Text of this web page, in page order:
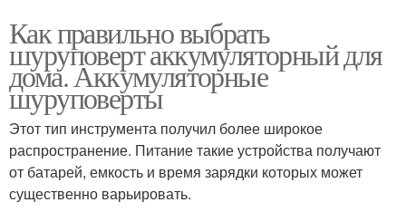
Как правильно выбрать
шуруповерт аккумуляторный для
дома. Аккумуляторные
шуруповерты
Этот тип инструмента получил более широкое
распространение. Питание такие устройства получают
от батарей, емкость и время зарядки которых может
существенно варьировать.